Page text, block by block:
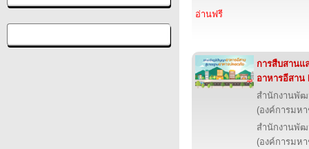
อ่านฟรี
การสืบสาน
อาหารอีสาน
สำนักงานพัฒ
(องค์การมห
สำนักงานพัฒ
(องค์การมห